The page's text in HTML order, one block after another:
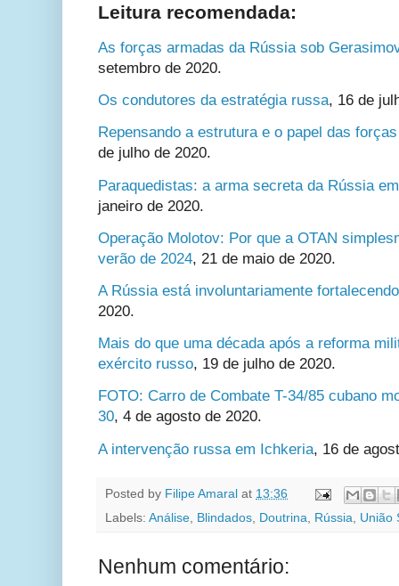
Leitura recomendada:
As forças armadas da Rússia sob
setembro de 2020.
Os condutores da estratégia russa, 16 de
Repensando a estrutura e o papel das
de julho de 2020.
Paraquedistas: a arma secreta da Rússia
janeiro de 2020.
Operação Molotov: Por que a OTAN
verão de 2024, 21 de maio de 2020.
A Rússia está involuntariamente
2020.
Mais do que uma década após a reforma
exército russo, 19 de julho de 2020.
FOTO: Carro de Combate T-34/85 cubano
30, 4 de agosto de 2020.
A intervenção russa em Ichkeria, 16 de
Posted by Filipe Amaral at 13:36
Labels: Análise Blindados Doutrina Rússia União
Nenhum comentário: